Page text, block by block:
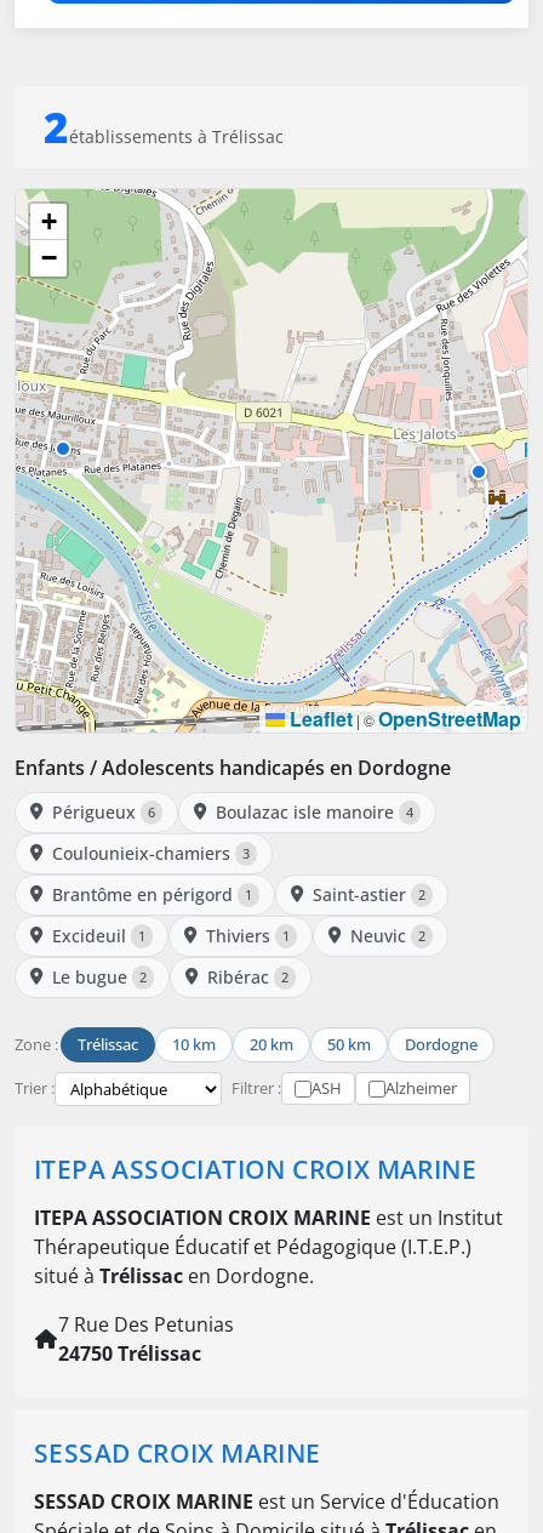
2établissements à Trélissac
+
−
Leaflet|©OpenStreetMap
Enfants / Adolescents handicapés en Dordogne
Périgueux 6 Boulazac isle manoire 4
Coulounieix-chamiers 3
Brantôme en périgord 1 Saint-astier 2
Excideuil 1 Thiviers 1 Neuvic 2
Le bugue 2 Ribérac 2
Zone : Trélissac 10 km 20 km 50 km Dordogne
Trier : Filtrer : ASH Alzheimer
ITEPA ASSOCIATION CROIX MARINE
ITEPA ASSOCIATION CROIX MARINE est un Institut
Thérapeutique Éducatif et Pédagogique (I.T.E.P.)
situé à Trélissac en Dordogne.
7 Rue Des Petunias
24750 Trélissac
SESSAD CROIX MARINE
SESSAD CROIX MARINE est un Service d'Éducation